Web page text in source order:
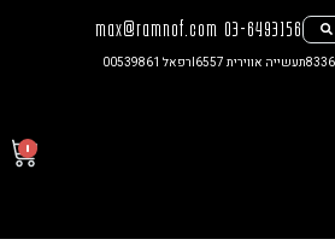
03-6493156
max@ramnof.com
תעשייה אווירית I6557 רפאל 00539861
0